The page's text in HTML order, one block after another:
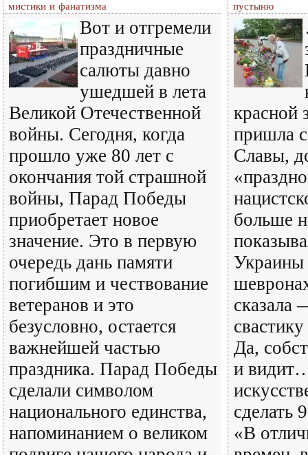
мистики и фанатизма
Вот и отгремели
праздничные
салюты давно
ушедшей в лета
Великой Отечественной
войны. Сегодня, когда
прошло уже 80 лет с
окончания той страшной
войны, Парад Победы
приобретает новое
значение. Это в первую
очередь дань памяти
погибшим и чествование
ветеранов и это
безусловно, остается
важнейшей частью
праздника. Парад Победы
сделали символом
национального единства,
напоминанием о великом
пустыню
красной
пришла
Славы,
больше
Украины
сказала
Да,
и
сделать
«В